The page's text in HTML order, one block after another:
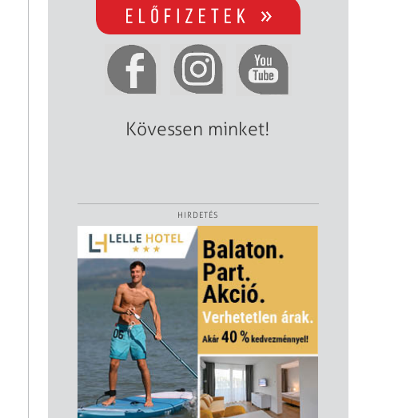
Kövessen minket!
HIRDETÉS